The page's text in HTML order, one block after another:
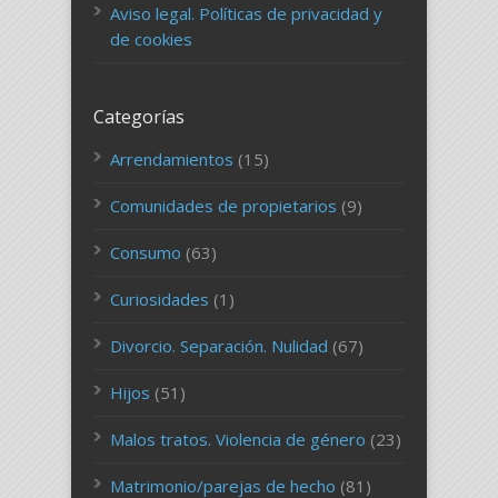
Aviso legal. Políticas de privacidad y
de cookies
Categorías
Arrendamientos (15)
Comunidades de propietarios (9)
Consumo (63)
Curiosidades (1)
Divorcio. Separación. Nulidad (67)
Hijos (51)
Malos tratos. Violencia de género (23)
Matrimonio/parejas de hecho (81)